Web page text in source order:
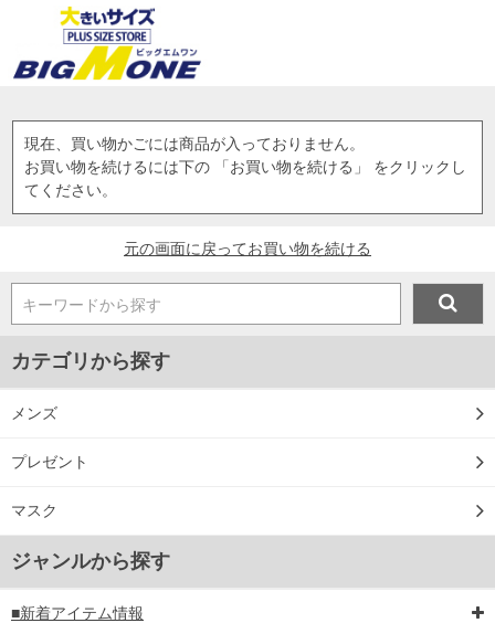
現在、買い物かごには商品が入っておりません。
お買い物を続けるには下の 「お買い物を続ける」 をクリックし
てください。
元の画面に戻ってお買い物を続ける
キーワードから探す
カテゴリから探す
メンズ
プレゼント
マスク
ジャンルから探す
■新着アイテム情報